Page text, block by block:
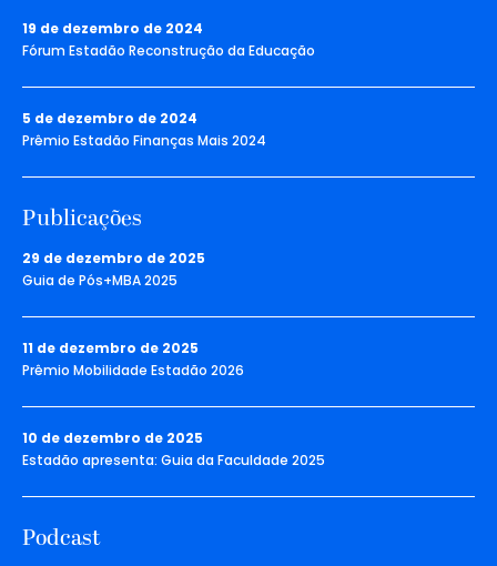
19 de dezembro de 2024
Fórum Estadão Reconstrução da Educação
5 de dezembro de 2024
Prêmio Estadão Finanças Mais 2024
Publicações
29 de dezembro de 2025
Guia de Pós+MBA 2025
11 de dezembro de 2025
Prêmio Mobilidade Estadão 2026
10 de dezembro de 2025
Estadão apresenta: Guia da Faculdade 2025
Podcast